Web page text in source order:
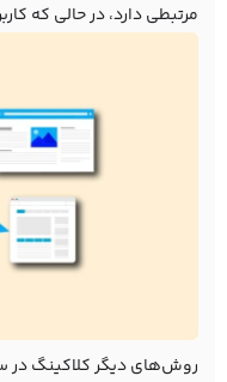
مرتبطی دارد، در حالی که
روش‌های دیگر کلاکینگ در